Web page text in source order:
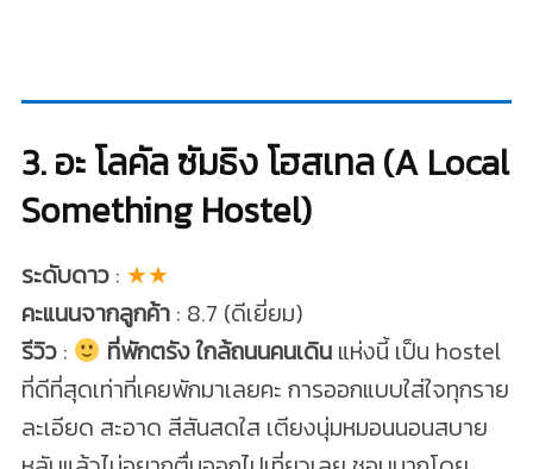
3. อะ โลคัล ซัมธิง โฮสเทล (A Local
Something Hostel)
ระดับดาว: ★★
คะแนนจากลูกค้า: 8.7 (ดีเยี่ยม)
รีวิว: ที่พักตรัง ใกล้ถนนคนเดินแห่งนี้ เป็น hostel
ที่ดีที่สุดเท่าที่เคยพักมาเลยคะ การออกแบบใส่ใจทุกราย
ละเอียด สะอาด สีสันสดใส เตียงนุ่มหมอนนอนสบาย